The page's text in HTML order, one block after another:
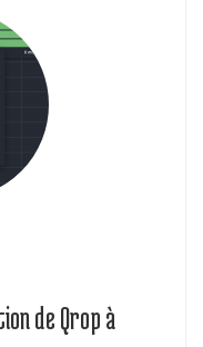
de Qrop à